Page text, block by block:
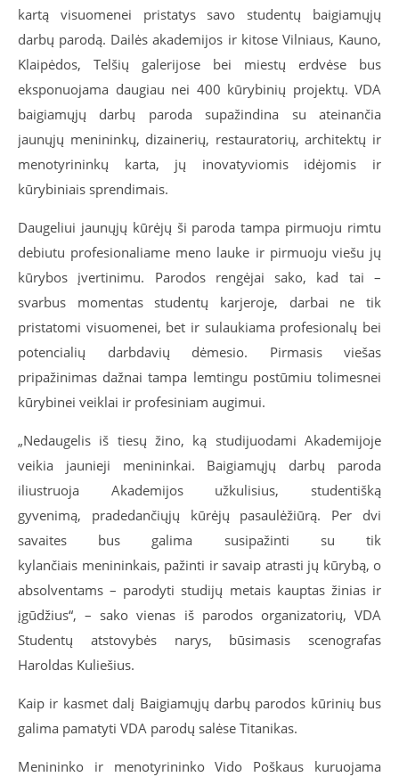
kartą visuomenei pristatys savo studentų baigiamųjų
darbų parodą. Dailės akademijos ir kitose Vilniaus, Kauno,
Klaipėdos, Telšių galerijose bei miestų erdvėse bus
eksponuojama daugiau nei 400 kūrybinių projektų. VDA
baigiamųjų darbų paroda supažindina su ateinančia
jaunųjų menininkų, dizainerių, restauratorių, architektų ir
menotyrininkų karta, jų inovatyviomis idėjomis ir
kūrybiniais sprendimais.
Daugeliui jaunųjų kūrėjų ši paroda tampa pirmuoju rimtu
debiutu profesionaliame meno lauke ir pirmuoju viešu jų
kūrybos įvertinimu. Parodos rengėjai sako, kad tai –
svarbus momentas studentų karjeroje, darbai ne tik
pristatomi visuomenei, bet ir sulaukiama profesionalų bei
potencialių darbdavių dėmesio. Pirmasis viešas
pripažinimas dažnai tampa lemtingu postūmiu tolimesnei
kūrybinei veiklai ir profesiniam augimui.
„Nedaugelis iš tiesų žino, ką studijuodami Akademijoje
veikia jaunieji menininkai. Baigiamųjų darbų paroda
iliustruoja Akademijos užkulisius, studentišką
gyvenimą, pradedančiųjų kūrėjų pasaulėžiūrą. Per dvi
savaites bus galima susipažinti su tik
kylančiais menininkais, pažinti ir savaip atrasti jų kūrybą, o
absolventams – parodyti studijų metais kauptas žinias ir
įgūdžius“, – sako vienas iš parodos organizatorių, VDA
Studentų atstovybės narys, būsimasis scenografas
Haroldas Kuliešius.
Kaip ir kasmet dalį Baigiamųjų darbų parodos kūrinių bus
galima pamatyti VDA parodų salėse Titanikas.
Menininko ir menotyrininko Vido Poškaus kuruojama